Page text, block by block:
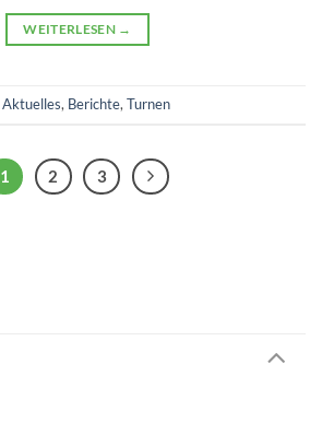
WEITERLESEN →
Aktuelles, Berichte, Turnen
1 2 3